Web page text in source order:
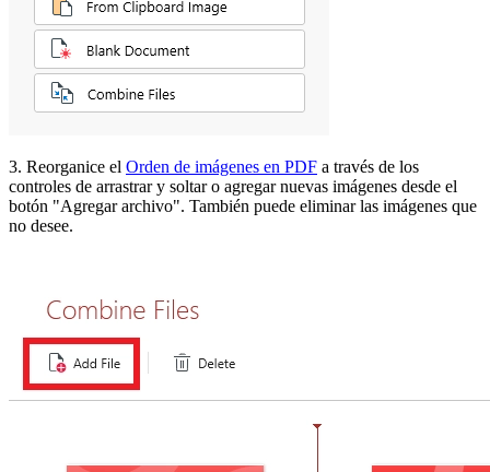
3. Reorganice el Orden de imágenes en PDF a través de los
controles de arrastrar y soltar o agregar nuevas imágenes desde el
botón "Agregar archivo". También puede eliminar las imágenes que
no desee.